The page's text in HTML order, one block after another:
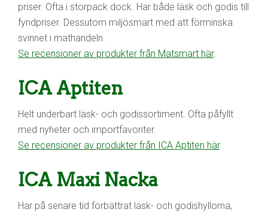
priser. Ofta i storpack dock. Har både läsk och godis till
fyndpriser. Dessutom miljösmart med att förminska
svinnet i mathandeln.
Se recensioner av produkter från Matsmart här.
ICA Aptiten
Helt underbart läsk- och godissortiment. Ofta påfyllt
med nyheter och importfavoriter.
Se recensioner av produkter från ICA Aptiten här.
ICA Maxi Nacka
Har på senare tid förbättrat läsk- och godishyllorna,